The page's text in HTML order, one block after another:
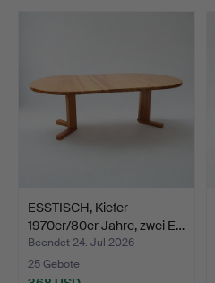
ESSTISCH, Kiefer
1970er/80er Jahre, zwei E…
Beendet 24. Jul 2026
25 Gebote